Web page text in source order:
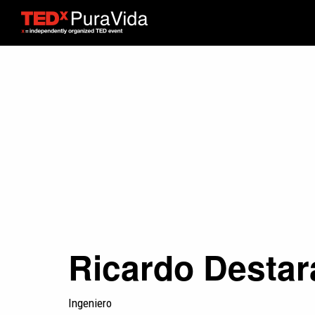
Ricardo
Ingeniero